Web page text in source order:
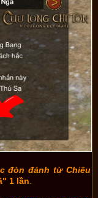
đòn đánh từ Chiêu
1 lần.